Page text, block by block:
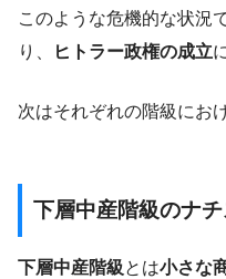
このような危機的な状況
り、
ヒトラー政権の成立
次はそれぞれの階級にお
下層中産階級のナ
下層中産階級とは小さな